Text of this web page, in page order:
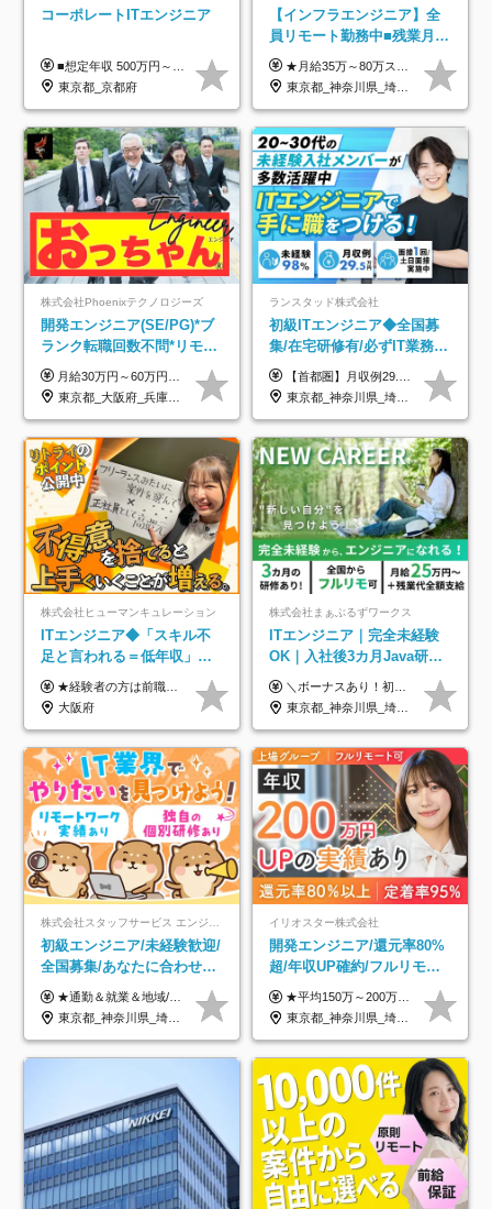
コーポレートITエンジニア
■想定年収 500万円～900万円 月給制 月給278,000円～ ※残業が発生した場合、残業代を別途全額支給します ※試用期間2ヶ月あり(待遇や給与に差異はありません)
東京都_京都府
【インフラエンジニア】全
員リモート勤務中■残業月
3h■最大3ヶ月の連休あり■
年休126日■20～30代活躍
中！
★月給35万～80万スタートも可 【未経験の方】 ■月給26万～80万＋賞与年2回（年2ヶ月分） 【何かしらのインフラエンジニア経験をお持ちの方】 ■月給35万～80万＋賞与年2回（年2ヶ月分） ※スキル・経験などを考慮し決定します ※試用期間6ヶ月あり。期間中は契約社員となります。その他の待遇に差異はありません（試用期間終了後、昇給の可能性あり） ※上記金額には固定残業代（月30時間分／4万9600円～15万2600円）を含みます。超過分は別途支給いたします。 ＼頑張りはインセンティブで還元！／ クライアントに貢献度を評価され、当社のエンジニアが追加で案件に参画することになるなど、会社にとって利益になる行動はしっかり評価します。 会社の成長に貢献できていることを実感でき、「もっと頑張ろう」と思える体制づくりを整えています！
東京都_神奈川県_埼玉県_千葉県_大阪府
株式会社Phoenixテクノロジーズ
開発エンジニア(SE/PG)*ブ
ランク転職回数不問*リモー
ト案件多数*残業ほぼ0*通院
のための半休制度あり
月給30万円～60万円+住宅手当+職能手当+役職手当+決算賞与+報奨金 ※経験・能力を考慮し、優遇します ※給与には20時間分のみなし時間外手当(3万7000円以上)を含みます(超過時間分は別途追加支給) ※試用期間3～6ヵ月あり(その間の給与、待遇に差異なし) ※場合によって契約社員での採用の可能性あり(面接時に応相談)
東京都_大阪府_兵庫県_京都府_福岡県
ランスタッド株式会社
初級ITエンジニア◆全国募
集/在宅研修有/必ずIT業務配
属/月収例29.5万円/Web面接
1回/SE
【首都圏】月収例29.5万円（月給26万円＋諸手当） 【東海・関西】月収例28.5万円（月給25万円＋諸手当） 【九州】月収例26万円（月給23万円＋諸手当） ※経験・スキル・前職給与を踏まえ、総合的に判断して決定します。 例：首都圏 月収例31万円（月給27万円＋諸手当） ◆各種手当 ・通勤手当（上限4万円まで） ・残業代手当（1分単位で全額支給） ※固定残業代制は採用しておりません ・深夜勤務手当 ・資格取得支援（ランクに応じてお祝い金1万円～10万円を支給） ◆昇給：年1回 ◆補足 ・研修中1ヶ月間は、時給1670円となります。 ・試用期間6ヶ月あり。その間の待遇に変更はありません。 ※詳細は面接時にご案内します。
東京都_神奈川県_埼玉県_千葉県_大阪府_愛知県_兵庫県_京都府_福岡県
株式会社ヒューマンキュレーション
ITエンジニア◆「スキル不
足と言われる＝低年収」で
はない！｜ 不安を克服し、
年収アップした社員の実例
★経験者の方は前職の年収以上を保証します ★案件単価を開示した上で80％以上を還元します 月給25万円以上＋賞与年2回 ※経験や能力を考慮の上で優遇します ※試用期間が3ヶ月(その間の給与・待遇・雇用形態に変更はありません) ※月給には月20時間分のみなし残業手当(5万円)を含みます(超過分は別途支給) ★残業平均は月10時間以下ですので、毎月10時間分程度はお得です！
大阪府
株式会社まぁぶるずワークス
ITエンジニア｜完全未経験
OK｜入社後3カ月Java研修
｜リモート率8割以上｜充実
のキャリア支援｜残業月10h
＼ボーナスあり！初年度から年収300万円以上／ ■月給25万円～35万円＋残業代全額支給＋各種手当＋賞与年1回 ◎経験・年齢・スキルなどを考慮し、できるだけ優遇します ◎試用期間中(3カ月)は契約社員で、月給21万円＋諸手当になります。 (試用期間中は残業が発生しません。その他の待遇に変更はありません) ----------------- ＼3つの評価軸！実力次第で早期収入アップ！／ 【1】スキル(IT理解、実装力、設計) 【2】実務力(現場評価、コミュ力、品質) 【3】姿勢(自走力、意欲、責任感) この3つの評価軸で、3カ月ごとに評価。社内グレードにより、給与が決まる明確な仕組みです。何ができれば給与が上がるのか分かりやすく、実力や努力次第で早期に収入を増やせます！ 【固定残業代について】 なし（残業代は、実際の労働時間に応じて別途全額支給）
東京都_神奈川県_埼玉県_千葉県_大阪府_愛知県_北海道_青森県_岩手県_宮城県_秋田県_山形県_福島県_茨城県_栃木県_群馬県_新潟県_山梨県_長野県_富山県_石川県_福井県_静岡県_岐阜県_三重県_兵庫県_京都府_滋賀県_奈良県_和歌山県_広島県_岡山県_鳥取県_島根県_山口県_徳島県_香川県_愛媛県_高知県_福岡県_熊本県_佐賀県_長崎県_大分県_宮崎県_鹿児島県_沖縄県
株式会社スタッフサービス エンジニアリング事業本部
初級エンジニア/未経験歓迎/
全国募集/あなたに合わせた
オリジナル研修をご用
意/AI・IoT/残業平均8時間
★通勤＆就業＆地域/住宅＆役職手当あり ★残業代は全額支給 ★選べる給与制度あり！ ■東京・神奈川・千葉・埼玉勤務の場合 月給24.5万円～55万円＋諸手当 （残業代は全額支給） (20,000円の地域/住宅手当込み) ■愛知・京都・大阪・兵庫勤務の場合 月給24万円以上＋諸手当 （残業代は全額支給） (15,000円の地域/住宅手当込み) ■茨城・栃木・群馬・静岡・三重・滋賀・広島・福岡勤務の場合 月給23.5万円以上＋諸手当 （残業代は全額支給） (10,000円の地域/住宅手当込み) ■北海道・宮城・山梨・長野・岐阜・奈良・和歌山・岡山勤務の場合 月給23万円以上＋諸手当 （残業代は全額支給） (5,000円の地域/住宅手当込み) ■その他のエリア勤務の場合 月給22.5万円以上＋諸手当 （残業代は全額支給） ※経験や能力を考慮し、当社規定により優遇します 【昇給：年一回実施】 【選べる給与制度】 ★収入を重視する方に… 「変動型人事制度」の選択も可能（派遣先からの評価に応じて収入アップ！） ※年2回のタイミングで希望者と面談の上決定します。
東京都_神奈川県_埼玉県_千葉県_大阪府_愛知県_北海道_岩手県_宮城県_山形県_福島県_茨城県_栃木県_群馬県_山梨県_長野県_富山県_石川県_静岡県_岐阜県_三重県_兵庫県_京都府_滋賀県_奈良県_広島県_岡山県_山口県_愛媛県_福岡県_熊本県_長崎県
イリオスター株式会社
開発エンジニア/還元率80%
超/年収UP確約/フルリモ
OK/年休130日/平均残業7h/
約2万件の案件から選択
★平均150万～200万円年収UPを実現！ ★前職給与を100％保証！ ★案件内容の開示・明確な評価体制あり ⇒クライアント評価で即昇給を実現したケースも◎ ★年12回（毎月昇給チャンスあり） ■月給35万円～103万円 ※経験・能力・前職給与を考慮し、決定 ※上記給与には月30時間分(6万6500円以上)の固定残業代が含まれます。超過分は手当として別途支給します ※試用期間3ヶ月あり(期間中の給与・待遇面に差異はありません) ▼収入アップの実例をご紹介 ───────────── ★働き方改革をした30代男性（PG） 子どもが生まれたばかりなのに、忙しい現場で残業も月50～60時間が当たり前。 ⇒残業ほぼゼロ＆週3リモートの働き方に！しかも給与もアップ！ ★収入アップした30代男性（PM） 子供が3人いて家計も苦しく、残業代で稼ぐ日々… ⇒残業をたくさんしていた年収額より、100万円以上アップしました！
東京都_神奈川県_埼玉県_千葉県_大阪府_愛知県_北海道_青森県_岩手県_宮城県_秋田県_山形県_福島県_茨城県_栃木県_群馬県_新潟県_山梨県_長野県_富山県_石川県_福井県_静岡県_岐阜県_三重県_兵庫県_京都府_滋賀県_奈良県_和歌山県_広島県_岡山県_鳥取県_島根県_山口県_徳島県_香川県_愛媛県_高知県_福岡県_熊本県_佐賀県_長崎県_大分県_宮崎県_鹿児島県_沖縄県